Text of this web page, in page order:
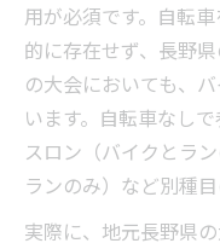
用が必須です。自転
的に存在せず、長野
の大会においても、
います。自転車なし
スロン（バイクとラ
ランのみ）など別種
実際に、地元長野県